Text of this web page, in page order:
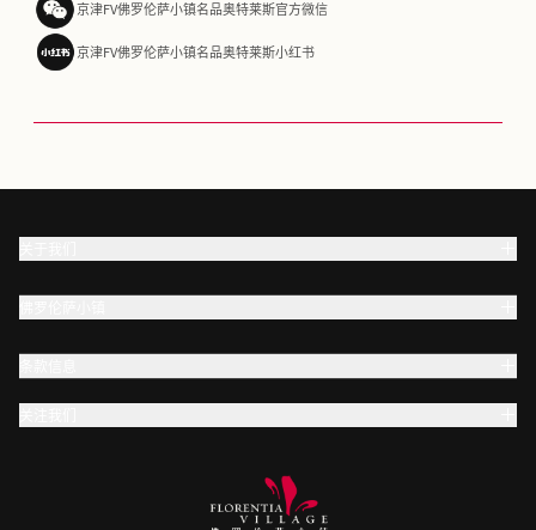
京津FV佛罗伦萨小镇名品奥特莱斯官方微信
京津FV佛罗伦萨小镇名品奥特莱斯小红书